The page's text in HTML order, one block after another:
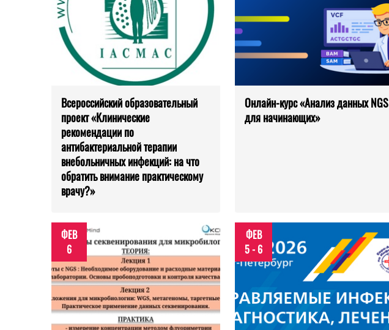
Всероссийский образовательный
проект «Клинические
рекомендации по
антибактериальной терапии
внебольничных инфекций: на что
обратить внимание практическому
врачу?»
Онлайн-курс «Анализ данных NGS
для начинающих»
ФЕВ
6
ФЕВ
5 - 6